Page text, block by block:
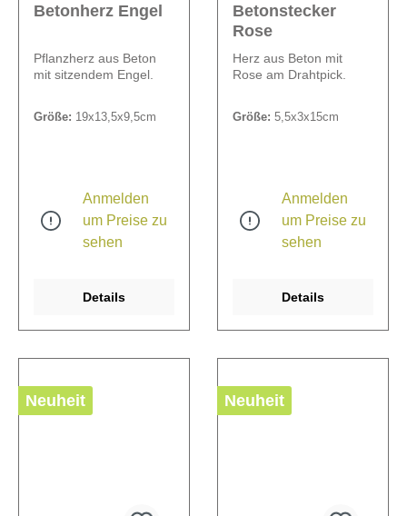
Betonherz Engel
Pflanzherz aus Beton
mit sitzendem Engel.
Größe: 19x13,5x9,5cm
Anmelden
um Preise zu
sehen
Details
Betonstecker
Rose
Herz aus Beton mit
Rose am Drahtpick.
Größe: 5,5x3x15cm
Anmelden
um Preise zu
sehen
Details
Neuheit Neuheit